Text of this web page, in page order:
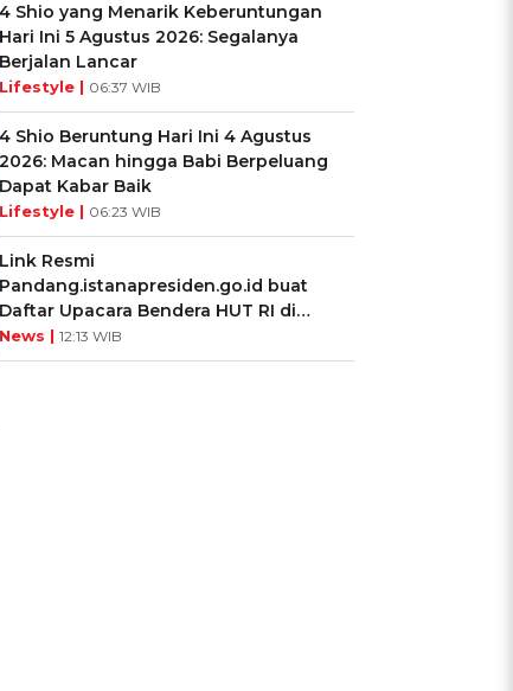
4 Shio yang Menarik Keberuntungan
Hari Ini 5 Agustus 2026: Segalanya
Berjalan Lancar
| 06:37 WIB
4 Shio Beruntung Hari Ini 4 Agustus
2026: Macan hingga Babi Berpeluang
Kabar Baik
Lifestyle | 06:23 WIB
Resmi
buat
Daftar Upacara Bendera HUT RI di
Istana Negara
News | 12:13 WIB